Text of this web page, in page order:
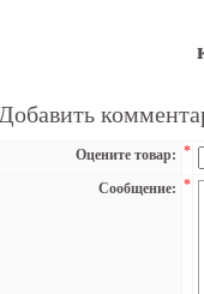
Добавить
Оцените товар: *
Сообщение: *